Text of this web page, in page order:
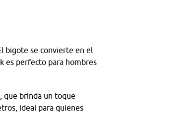
bigote se convierte en el
es perfecto para hombres
que brinda un toque
ideal para quienes